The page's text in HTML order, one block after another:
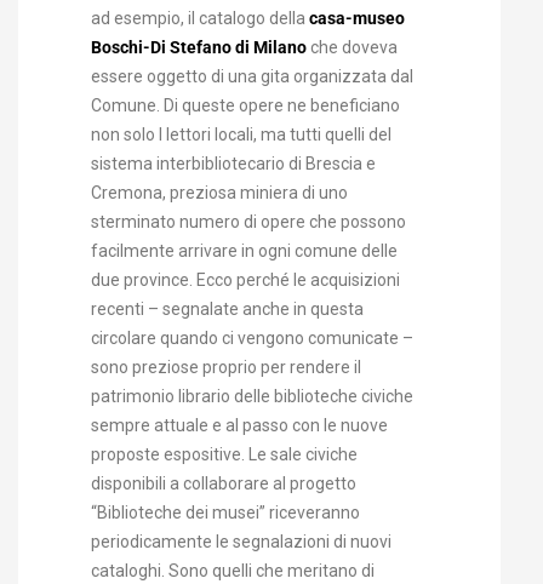
ad esempio, il catalogo della casa-museo
Boschi-Di Stefano di Milanoche doveva
essere oggetto di una gita organizzata dal
Comune. Di queste opere ne beneficiano
non solo I lettori locali, ma tutti quelli del
sistema interbibliotecario di Brescia e
Cremona, preziosa miniera di uno
sterminato numero di opere che possono
facilmente arrivare in ogni comune delle
due province. Ecco perché le acquisizioni
recenti – segnalate anche in questa
circolare quando ci vengono comunicate –
sono preziose proprio per rendere il
patrimonio librario delle biblioteche civiche
sempre attuale e al passo con le nuove
proposte espositive. Le sale civiche
disponibili a collaborare al progetto
“Biblioteche dei musei” riceveranno
periodicamente le segnalazioni di nuovi
cataloghi. Sono quelli che meritano di